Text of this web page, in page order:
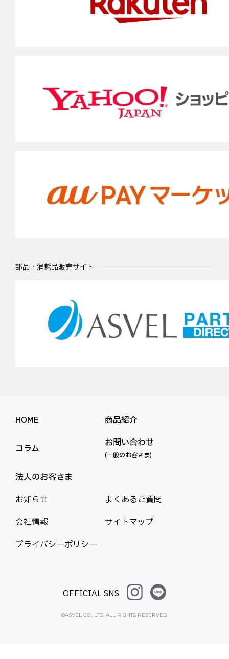
部品・消耗品販売サイト
HOME 商品紹介
コラム お問い合わせ
(一般のお客さま)
法人のお客さま
お知らせ
よくあるご質問
会社情報
サイトマップ
プライバシーポリシー
OFFICIAL SNS
©ASVEL CO., LTD. ALL RIGHTS RESERVED.